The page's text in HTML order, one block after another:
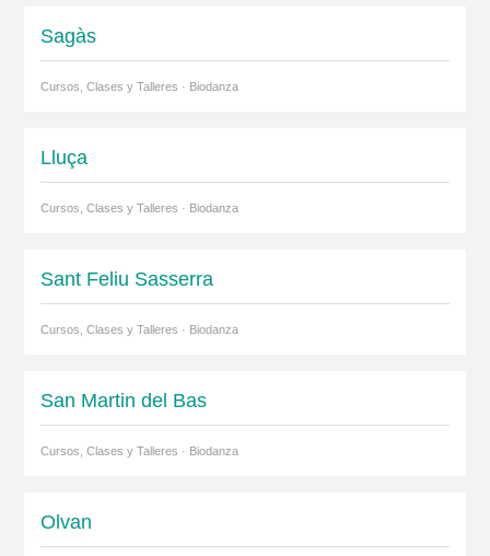
Sagàs
Cursos, Clases y Talleres · Biodanza
Lluça
Cursos, Clases y Talleres · Biodanza
Sant Feliu Sasserra
Cursos, Clases y Talleres · Biodanza
San Martin del Bas
Cursos, Clases y Talleres · Biodanza
Olvan